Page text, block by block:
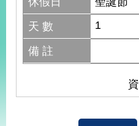
天 數
1
備 註